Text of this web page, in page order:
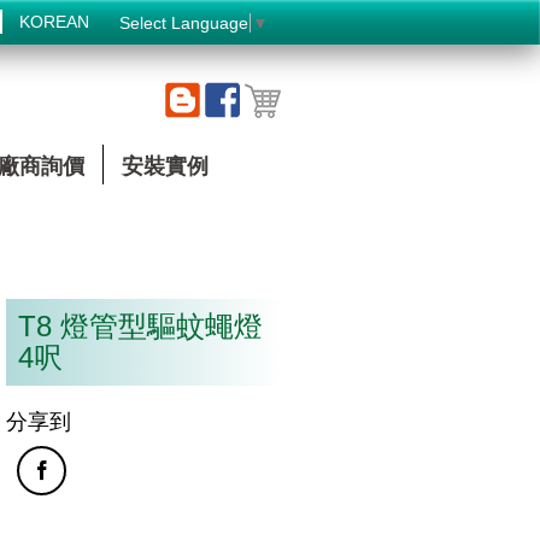
KOREAN Select Language ▼
商詢價 安裝實例
T8 燈管型驅蚊蠅燈
4呎
分享到